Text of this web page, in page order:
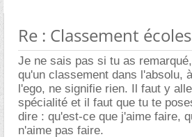
Re : Classement écoles
Je ne sais pas si tu as
qu'un classement dans l'absolu,
l'ego, ne signifie rien. Il faut y
spécialité et il faut que tu te
dire : qu'est-ce que j'aime faire,
n'aime pas faire.